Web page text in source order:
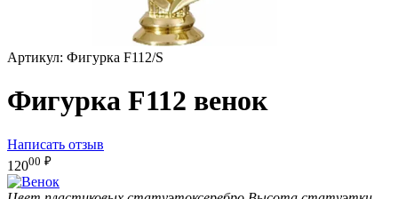
Артикул: Фигурка F112/S
Фигурка F112 венок
Написать отзыв
12000 ₽